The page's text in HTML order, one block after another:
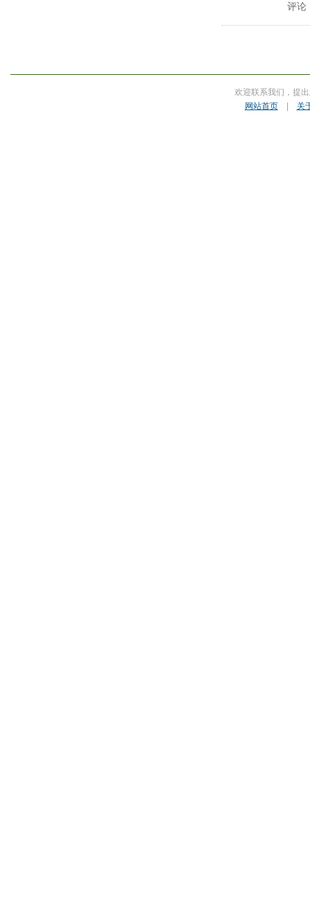
评论
欢迎联系我们，提
网站首页| 关